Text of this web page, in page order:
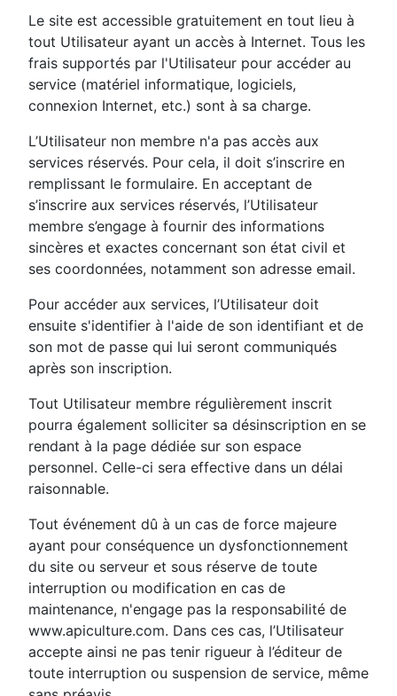
Le site est accessible gratuitement en tout lieu à
tout Utilisateur ayant un accès à Internet. Tous les
frais supportés par l'Utilisateur pour accéder au
service (matériel informatique, logiciels,
connexion Internet, etc.) sont à sa charge.
L’Utilisateur non membre n'a pas accès aux
services réservés. Pour cela, il doit s’inscrire en
remplissant le formulaire. En acceptant de
s’inscrire aux services réservés, l’Utilisateur
membre s’engage à fournir des informations
sincères et exactes concernant son état civil et
ses coordonnées, notamment son adresse email.
Pour accéder aux services, l’Utilisateur doit
ensuite s'identifier à l'aide de son identifiant et de
son mot de passe qui lui seront communiqués
après son inscription.
Tout Utilisateur membre régulièrement inscrit
pourra également solliciter sa désinscription en se
rendant à la page dédiée sur son espace
personnel. Celle-ci sera effective dans un délai
raisonnable.
Tout événement dû à un cas de force majeure
ayant pour conséquence un dysfonctionnement
du site ou serveur et sous réserve de toute
interruption ou modification en cas de
maintenance, n'engage pas la responsabilité de
www.apiculture.com. Dans ces cas, l’Utilisateur
accepte ainsi ne pas tenir rigueur à l’éditeur de
toute interruption ou suspension de service, même